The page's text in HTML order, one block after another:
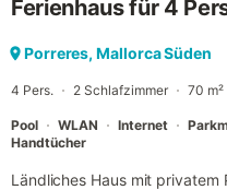
es ist einfach alle
Zufahrt zu den Stränden und
Besuc...
Ferienhaus für 4
Porreres, Mallorca Süden
4 Pers. 2 Schlafzimmer 70 m²
Pool WLAN Internet
Handtücher
Ländliches Haus mit